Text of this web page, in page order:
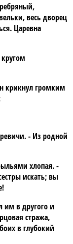
весь дворец
Царевна
крикнул громким
- Из родной
хлопая. -
искать; вы
им в другого и
стража,
в глубокий